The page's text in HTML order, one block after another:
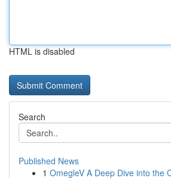
HTML is disabled
Search
Published News
1 OmegleV A Deep Dive into the